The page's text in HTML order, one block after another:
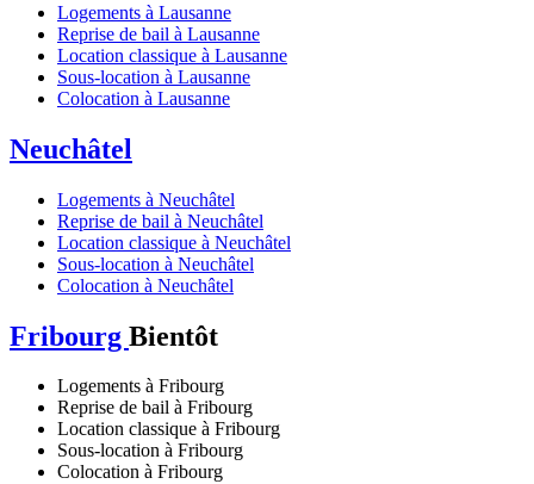
Logements à Lausanne
Reprise de bail à Lausanne
Location classique à Lausanne
Sous-location à Lausanne
Colocation à Lausanne
Neuchâtel
Logements à Neuchâtel
Reprise de bail à Neuchâtel
Location classique à Neuchâtel
Sous-location à Neuchâtel
Colocation à Neuchâtel
Fribourg Bientôt
Logements à Fribourg
Reprise de bail à Fribourg
Location classique à Fribourg
Sous-location à Fribourg
Colocation à Fribourg